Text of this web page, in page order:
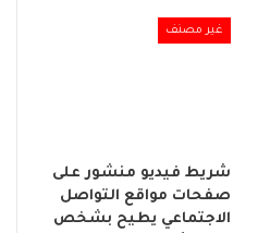
غير مصنف
شريط فيديو منشور على
صفحات مواقع التواصل
الاجتماعي يطيح بشخص